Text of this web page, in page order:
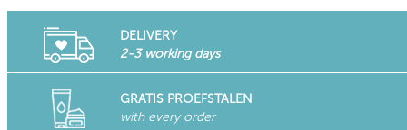
DELIVERY
2-3 working days
GRATIS PROEFSTALEN
with every order